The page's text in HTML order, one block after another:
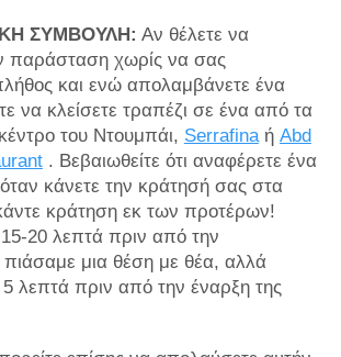
ΣΥΜΒΟΥΛΗ: Αν θέλετε να
παράσταση χωρίς να σας
και ενώ απολαμβάνετε ένα
να κλείσετε τραπέζι σε ένα από τα
του Ντουμπάι, Serrafinaή Abd
. Βεβαιωθείτε ότι αναφέρετε ένα
κάνετε την κράτησή σας στα
κράτηση εκ των προτέρων!
20 λεπτά πριν από την
μια θέση με θέα, αλλά
5 λεπτά πριν από την έναρξη της